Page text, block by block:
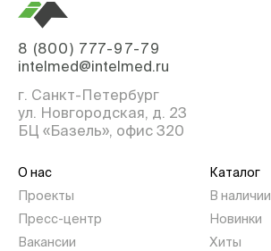
8 (800) 777-97-79
intelmed@intelmed.ru
г. Санкт-Петербург
ул. Новгородская, д. 23
БЦ «Базель», офис 320
О нас
Проекты
Пресс-центр
Вакансии
Каталог
В наличии
Новинки
Хиты